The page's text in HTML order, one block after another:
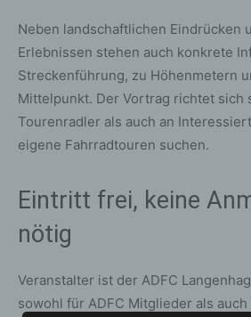
Neben landschaftlichen Eindrücken
Erlebnissen stehen auch konkrete
Streckenführung, zu Höhenmetern
Mittelpunkt. Der Vortrag richtet sich
Tourenradler als auch an
eigene Fahrradtouren suchen.
Eintritt frei, keine
nötig
Veranstalter ist der ADFC
sowohl für ADFC Mitglieder als